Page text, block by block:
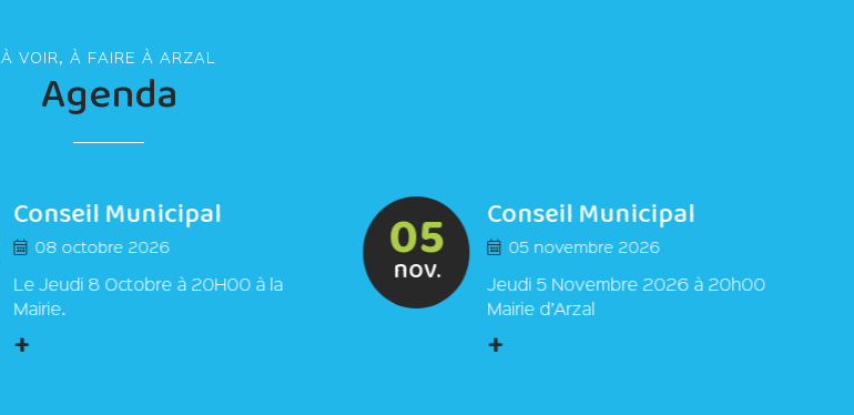
À VOIR, À FAIRE À ARZAL
Agenda
Conseil Municipal
08 octobre 2026
Le Jeudi 8 Octobre à 20H00 à la
Mairie.
+
05
nov.
Conseil Municipal
05 novembre 2026
Jeudi 5 Novembre 2026 à 20h00
Mairie d’Arzal
+